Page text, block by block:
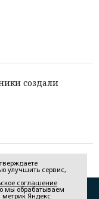
создали
Реклама
улучшить сервис,
соглашение
мы обрабатываем
Яндекс